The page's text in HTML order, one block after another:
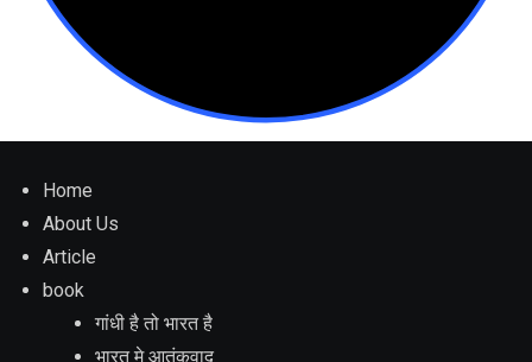
Home
About Us
Article
book
गांधी है तो भारत है
भारत मे आतंकवाद